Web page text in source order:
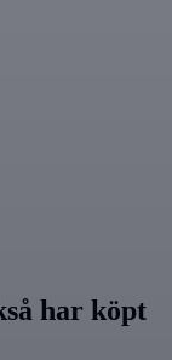
har köpt